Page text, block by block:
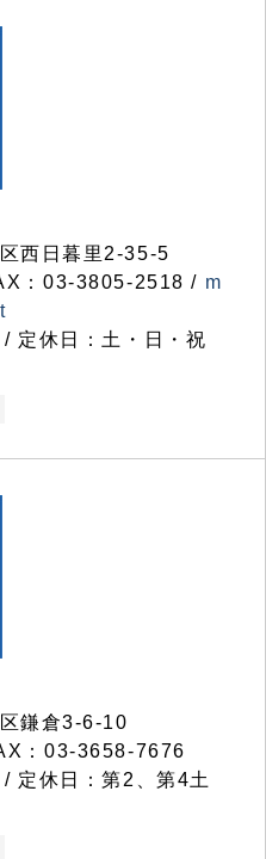
西日暮里2-35-5
：03-3805-2518 / m
定休日：土・日・祝
鎌倉3-6-10
：03-3658-7676
定休日：第2、第4土